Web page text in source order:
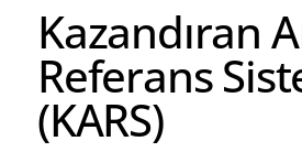
Kazandıran
Referans
(KARS)